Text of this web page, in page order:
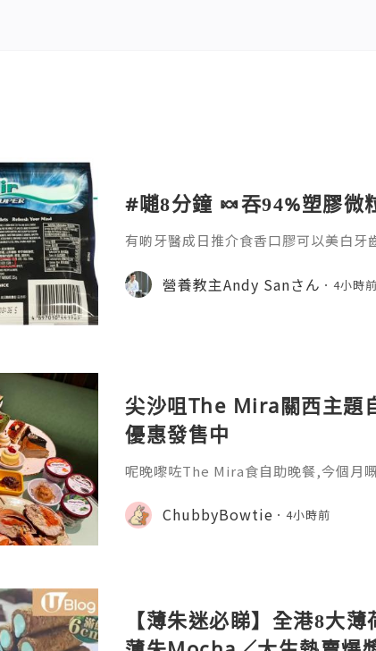
#𡁻8分鐘 🍬吞94%塑膠微
有啲牙醫成日推介食香口膠可以美白
4%塑膠微粒😱 而香港更驗出96%香口
T，被世衛列為潛在致癌物！
營養教主Andy Sanさん 4小時
尖沙咀The Mira關西主題
優惠發售中
呢晚嚟咗The Mira食自助晚餐,今個月
好錯過啊🤗今期主打各款日本經典料
鍋､脆炸海膽醬章魚小丸子､黑豚蕃茄
ChubbyBowtie 4小時前
【薄朱迷必睇】全港8大